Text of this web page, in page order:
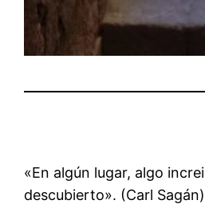
«En algún lugar, algo
descubierto». (Carl